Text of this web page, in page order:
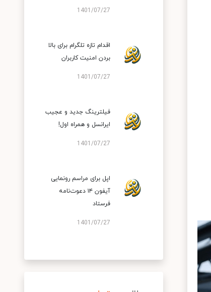
1401/07/27
اقدام تازه تلگرام برای بالا
بردن امنیت کاربران
1401/07/27
فیلترینگ جدید و عجیب
ایرانسل و همراه اول!
1401/07/27
اپل برای مراسم رونمایی
آیفون ۱۴ دعوت‌نامه
فرستاد
1401/07/27